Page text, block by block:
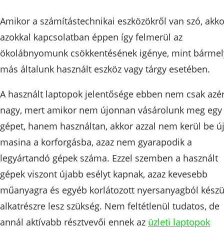
Amikor a számítástechnikai eszközökről van szó,
azokkal kapcsolatban éppen így felmerül az
ökolábnyomunk csökkentésének igénye, mint
más általunk használt eszköz vagy tárgy esetében.
A használt laptopok jelentősége ebben nem csak
nagy, mert amikor nem újonnan vásárolunk meg egy
gépet, hanem használtan, akkor azzal nem kerül be új
masina a korforgásba, azaz nem gyarapodik a
legyártandó gépek száma. Ezzel szemben a használt
gépek viszont újabb esélyt kapnak, azaz kevesebb
műanyagra és egyéb korlátozott nyersanyagból
alkatrészre lesz szükség. Nem feltétlenül tudatos, de
annál aktívabb résztvevői ennek az üzleti laptopok